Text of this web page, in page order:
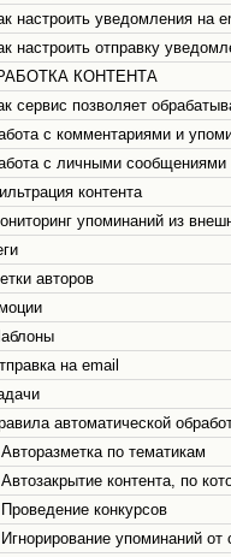
настроить уведомления на
настроить отправку
КОНТЕНТА
сервис позволяет
с комментариями и
с личными сообщениями
контента
упоминаний из
авторов
на email
автоматической
Авторазметка по тематикам
Автозакрытие контента, по
Проведение конкурсов
Игнорирование упоминаний от